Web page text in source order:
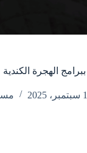
الهجرة الكندية